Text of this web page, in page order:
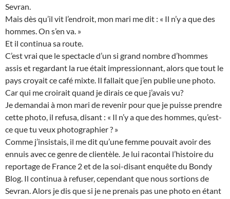
Sevran.
Mais dès qu’il vit l’endroit, mon mari me dit : « Il n’y a que des
hommes. On s’en va. »
Et il continua sa route.
C’est vrai que le spectacle d’un si grand nombre d’hommes
assis et regardant la rue était impressionnant, alors que tout le
pays croyait ce café mixte. Il fallait que j’en publie une photo.
Car qui me croirait quand je dirais ce que j’avais vu?
Je demandai à mon mari de revenir pour que je puisse prendre
cette photo, il refusa, disant : « Il n’y a que des hommes, qu’est-
ce que tu veux photographier ? »
Comme j’insistais, il me dit qu’une femme pouvait avoir des
ennuis avec ce genre de clientèle. Je lui racontai l’histoire du
reportage de France 2 et de la soi-disant enquête du Bondy
Blog. Il continua à refuser, cependant que nous sortions de
Sevran. Alors je dis que si je ne prenais pas une photo en étant